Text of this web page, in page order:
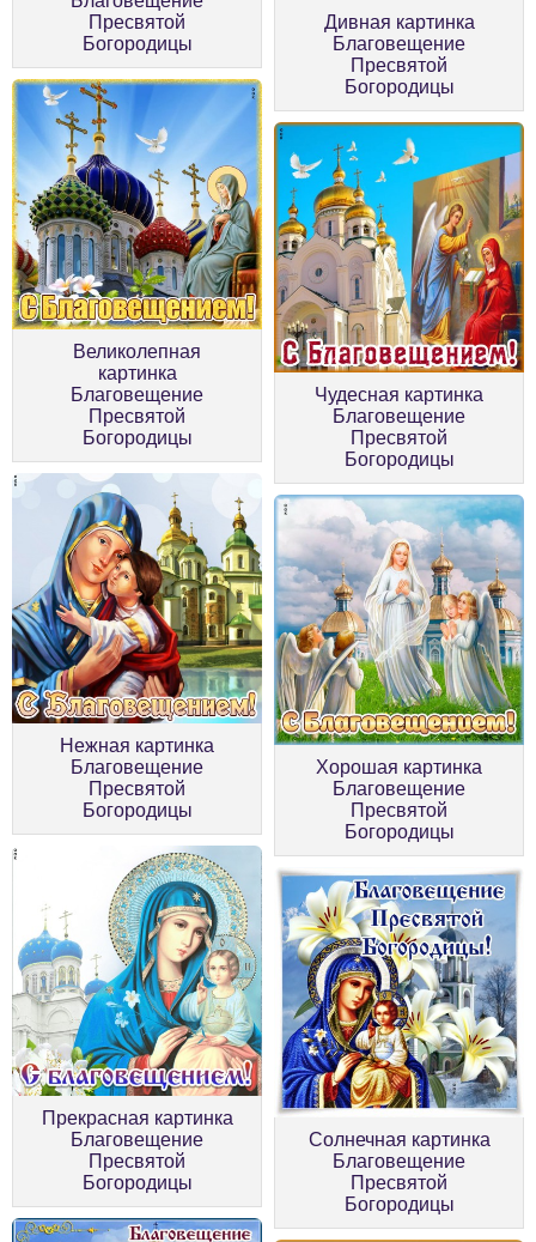
Пресвятой
Богородицы
Дивная картинка
Благовещение
Пресвятой
Богородицы
Великолепная
картинка
Благовещение
Пресвятой
Богородицы
Чудесная картинка
Благовещение
Пресвятой
Богородицы
Нежная картинка
Благовещение
Пресвятой
Богородицы
Хорошая картинка
Благовещение
Пресвятой
Богородицы
Прекрасная картинка
Благовещение
Пресвятой
Богородицы
Солнечная картинка
Благовещение
Пресвятой
Богородицы